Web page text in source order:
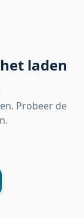
laden
Probeer de